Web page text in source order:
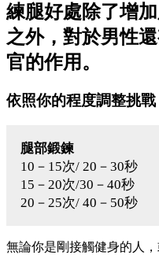
練腿好處除了增
之外，對於男性
官的作用。
依照你的程度調整挑戰
腿部鍛鍊
10－15次/ 20－30秒
15－20次/30－40秒
20－25次/ 40－50秒
無論你是剛接觸健身的人